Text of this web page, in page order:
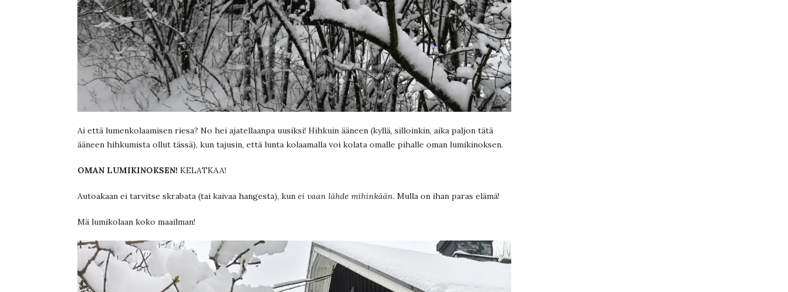
Ai että lumenkolaamisen riesa? No hei ajatellaanpa uusiksi! Hihkuin ääneen (kyllä, silloinkin, aika paljon tätä
ääneen hihkumista ollut tässä), kun tajusin, että lunta kolaamalla voi kolata omalle pihalle oman lumikinoksen.
OMAN LUMIKINOKSEN! KELATKAA!
Autoakaan ei tarvitse skrabata (tai kaivaa hangesta), kun ei vaan lähde mihinkään. Mulla on ihan paras elämä!
Mä lumikolaan koko maailman!